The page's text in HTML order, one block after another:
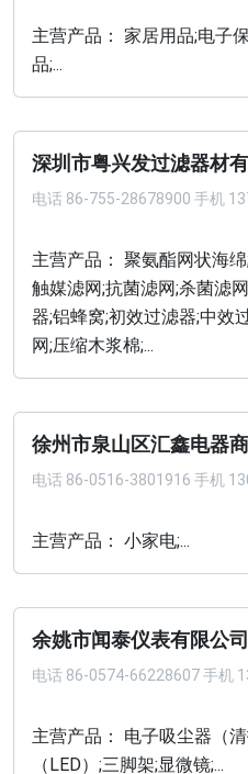
主营产品： 家居用品;电子
品;...
深圳市粤兴发过滤器材
电话 86-755-28678900 手机
主营产品： 聚氨酯网状海
触媒滤网;抗菌滤网;杀菌滤
器;铝蜂窝;初效过滤器;中效
网;压缩木浆棉;...
徐州市泉山区汇鑫电器
电话 86-0516-3801916 手机
主营产品： 小家电;...
余姚市闻泰仪表有限公司
电话 86-0574-66228607 手机
主营产品： 电子吸尘器（
（LED）;三脚架;显微镜;...